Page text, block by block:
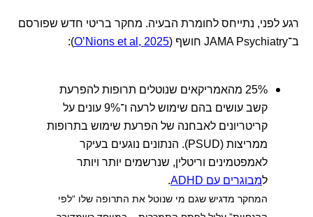
רגע לפני, נתייחס לחומרת הבעיה. מחקר בריטי חדש שפורסם
ב־JAMA Psychiatry חושף (
O’Nions et al, 2025
):
25% מהאמריקאים שנוטלים תרופות להפרעת
קשב עושים בהם שימוש לרעה ו־9% עונים על
קריטריונים לאבחנה של הפרעת שימוש בתרופות
ממריצות (PSUD). הנתונים נוגעים בעיקר
לאמפטמינים וריטלין, שנרשמים יותר ויותר
למבוגרים עם ADHD .
המחקר מדגיש שגם מי שנוטל את התרופה שלו “לפי